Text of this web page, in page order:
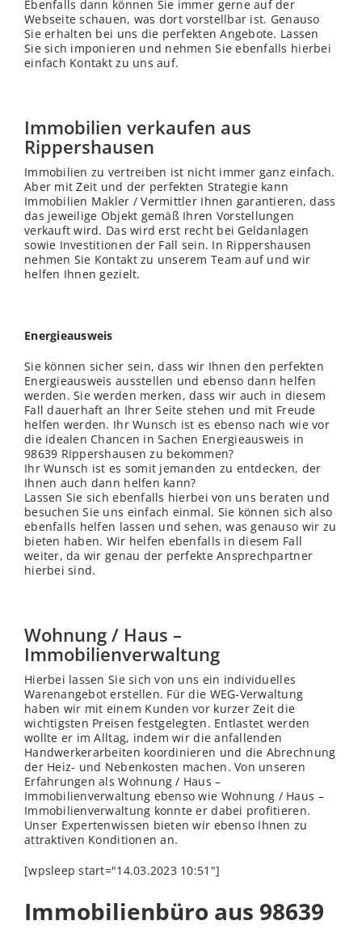
Ebenfalls dann können Sie immer gerne auf der
Webseite schauen, was dort vorstellbar ist. Genauso
Sie erhalten bei uns die perfekten Angebote. Lassen
Sie sich imponieren und nehmen Sie ebenfalls hierbei
einfach Kontakt zu uns auf.
Immobilien verkaufen aus
Rippershausen
Immobilien zu vertreiben ist nicht immer ganz einfach.
Aber mit Zeit und der perfekten Strategie kann
Immobilien Makler / Vermittler Ihnen garantieren, dass
das jeweilige Objekt gemäß Ihren Vorstellungen
verkauft wird. Das wird erst recht bei Geldanlagen
sowie Investitionen der Fall sein. In Rippershausen
nehmen Sie Kontakt zu unserem Team auf und wir
helfen Ihnen gezielt.
Energieausweis
Sie können sicher sein, dass wir Ihnen den perfekten
Energieausweis ausstellen und ebenso dann helfen
werden. Sie werden merken, dass wir auch in diesem
Fall dauerhaft an Ihrer Seite stehen und mit Freude
helfen werden. Ihr Wunsch ist es ebenso nach wie vor
die idealen Chancen in Sachen Energieausweis in
98639 Rippershausen zu bekommen?
Ihr Wunsch ist es somit jemanden zu entdecken, der
Ihnen auch dann helfen kann?
Lassen Sie sich ebenfalls hierbei von uns beraten und
besuchen Sie uns einfach einmal. Sie können sich also
ebenfalls helfen lassen und sehen, was genauso wir zu
bieten haben. Wir helfen ebenfalls in diesem Fall
weiter, da wir genau der perfekte Ansprechpartner
hierbei sind.
Wohnung / Haus –
Immobilienverwaltung
Hierbei lassen Sie sich von uns ein individuelles
Warenangebot erstellen. Für die WEG-Verwaltung
haben wir mit einem Kunden vor kurzer Zeit die
wichtigsten Preisen festgelegten. Entlastet werden
wollte er im Alltag, indem wir die anfallenden
Handwerkerarbeiten koordinieren und die Abrechnung
der Heiz- und Nebenkosten machen. Von unseren
Erfahrungen als Wohnung / Haus –
Immobilienverwaltung ebenso wie Wohnung / Haus –
Immobilienverwaltung konnte er dabei profitieren.
Unser Expertenwissen bieten wir ebenso Ihnen zu
attraktiven Konditionen an.
[wpsleep start="14.03.2023 10:51"]
Immobilienbüro aus 98639